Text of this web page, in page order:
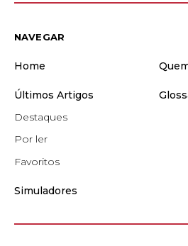
NAVEGAR
Home
Últimos Artigos
Destaques
Por ler
Favoritos
Simuladores